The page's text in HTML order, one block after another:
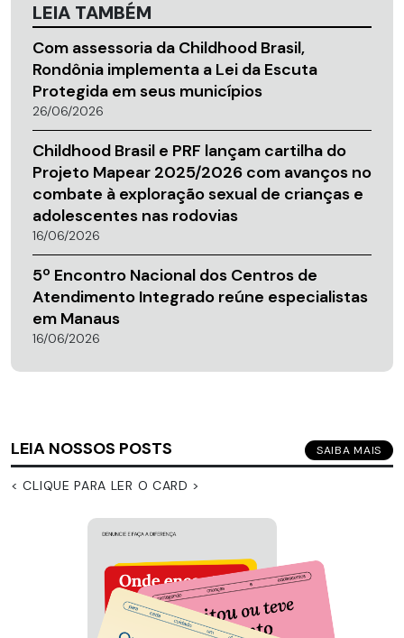
LEIA TAMBÉM
Com assessoria da Childhood Brasil,
Rondônia implementa a Lei da Escuta
Protegida em seus municípios
26/06/2026
Childhood Brasil e PRF lançam cartilha do
Projeto Mapear 2025/2026 com avanços no
combate à exploração sexual de crianças e
adolescentes nas rodovias
16/06/2026
5º Encontro Nacional dos Centros de
Atendimento Integrado reúne especialistas
em Manaus
16/06/2026
LEIA NOSSOS POSTS SAIBA MAIS
< CLIQUE PARA LER O CARD >